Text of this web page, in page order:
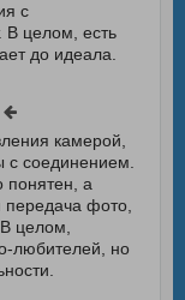
с
В целом, есть
до идеала.
камерой,
с соединением.
понятен, а
передача фото,
целом,
любителей, но